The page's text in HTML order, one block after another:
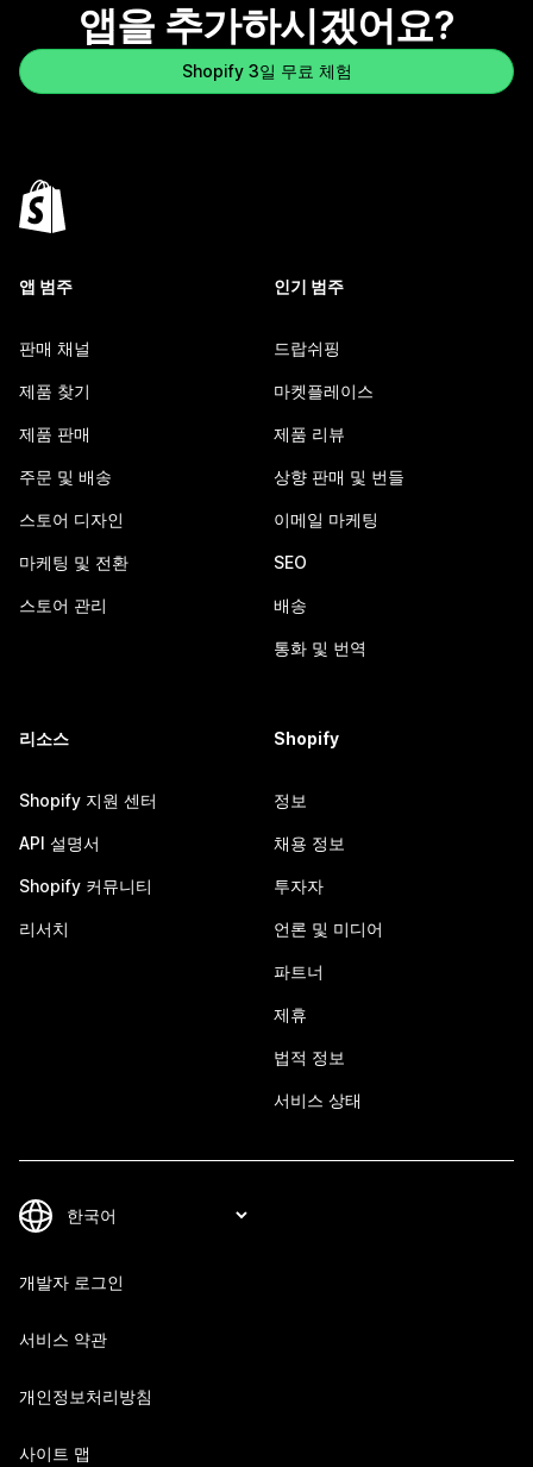
앱을 추가하시겠어요?
Shopify 3일 무료 체험
앱 범주
판매 채널
제품 찾기
제품 판매
주문 및 배송
스토어 디자인
마케팅 및 전환
스토어 관리
인기 범주
드랍쉬핑
마켓플레이스
제품 리뷰
상향 판매 및 번들
이메일 마케팅
SEO
배송
통화 및 번역
리소스
Shopify 지원 센터
API 설명서
Shopify 커뮤니티
리서치
Shopify
정보
채용 정보
투자자
언론 및 미디어
파트너
제휴
법적 정보
서비스 상태
개발자 로그인
서비스 약관
개인정보처리방침
사이트 맵